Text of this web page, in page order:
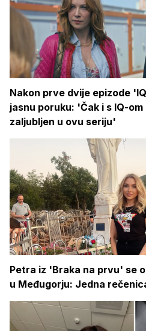
Nakon prve dvije epizode
jasnu poruku: 'Čak i s IQ-
zaljubljen u ovu seriju'
Petra iz 'Braka na prvu' se
u Međugorju: Jedna